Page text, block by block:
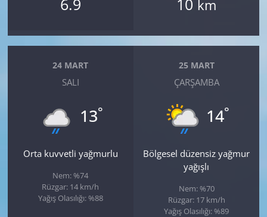
6.9 10 km
24 MART
SALI
13°
Orta kuvvetli yağmurlu
Nem: %74
Rüzgar: 14 km/h
Yağış Olasılığı: %88
25 MART
ÇARŞAMBA
14°
Bölgesel düzensiz yağmur
yağışlı
Nem: %70
Rüzgar: 17 km/h
Yağış Olasılığı: %89